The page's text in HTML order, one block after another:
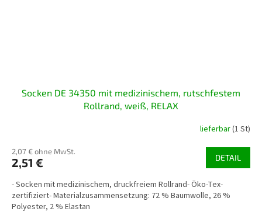
Socken DE 34350 mit medizinischem, rutschfestem
Rollrand, weiß, RELAX
lieferbar(1 St)
2,07 € ohne MwSt.
2,51 € DETAIL
- Socken mit medizinischem, druckfreiem Rollrand- Öko-Tex-
zertifiziert- Materialzusammensetzung: 72 % Baumwolle, 26 %
Polyester, 2 % Elastan